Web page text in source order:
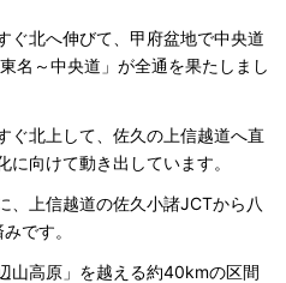
北へ伸びて、甲府盆地で中央道
名～中央道」が全通を果たしまし
北上して、佐久の上信越道へ直
向けて動き出しています。
上信越道の佐久小諸JCTから八
です。
山高原」を越える約40kmの区間